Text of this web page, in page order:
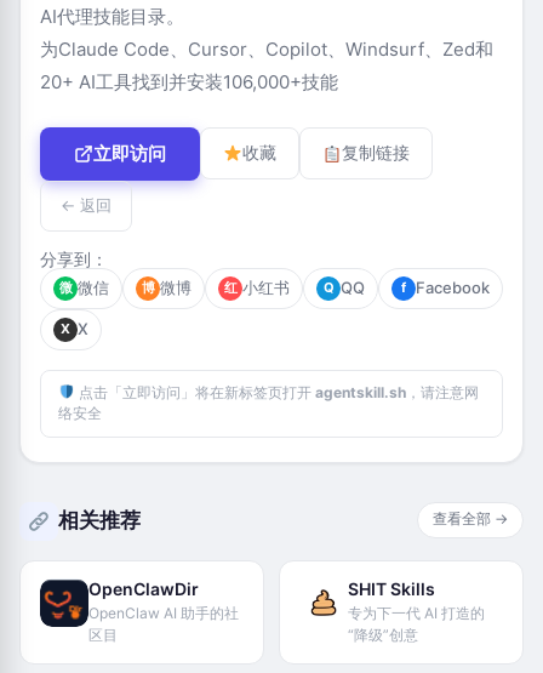
AI代理技能目录。
为Claude Code、Cursor、Copilot、Windsurf、Zed和
20+ AI工具找到并安装106,000+技能
立即访问 收藏 复制链接
← 返回
分享到：
微 微信 博 微博 红 小红书 Q QQ f Facebook
X X
点击「立即访问」将在新标签页打开 agentskill.sh，请注意网
络安全
相关推荐 查看全部 →
OpenClawDir
OpenClaw AI 助手的社
区目
SHIT Skills
专为下一代 AI 打造的
“降级”创意